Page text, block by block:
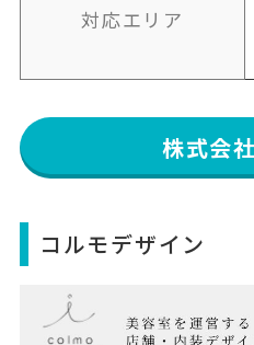
対応エリア
株式会
コルモデザイン